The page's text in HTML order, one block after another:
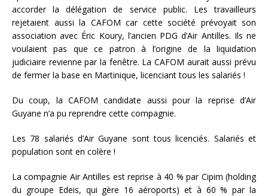
accorder la délégation de service public. Les travailleurs
rejetaient aussi la CAFOM car cette société prévoyait son
association avec Éric Koury, l’ancien PDG d’Air Antilles. Ils ne
voulaient pas que ce patron à l’origine de la liquidation
judiciaire revienne par la fenêtre. La CAFOM aurait aussi prévu
de fermer la base en Martinique, licenciant tous les salariés !
Du coup, la CAFOM candidate aussi pour la reprise d’Air
Guyane n’a pu reprendre cette compagnie.
Les 78 salariés d’Air Guyane sont tous licenciés. Salariés et
population sont en colère !
La compagnie Air Antilles est reprise à 40 % par Cipim (holding
du groupe Edeis, qui gère 16 aéroports) et à 60 % par la